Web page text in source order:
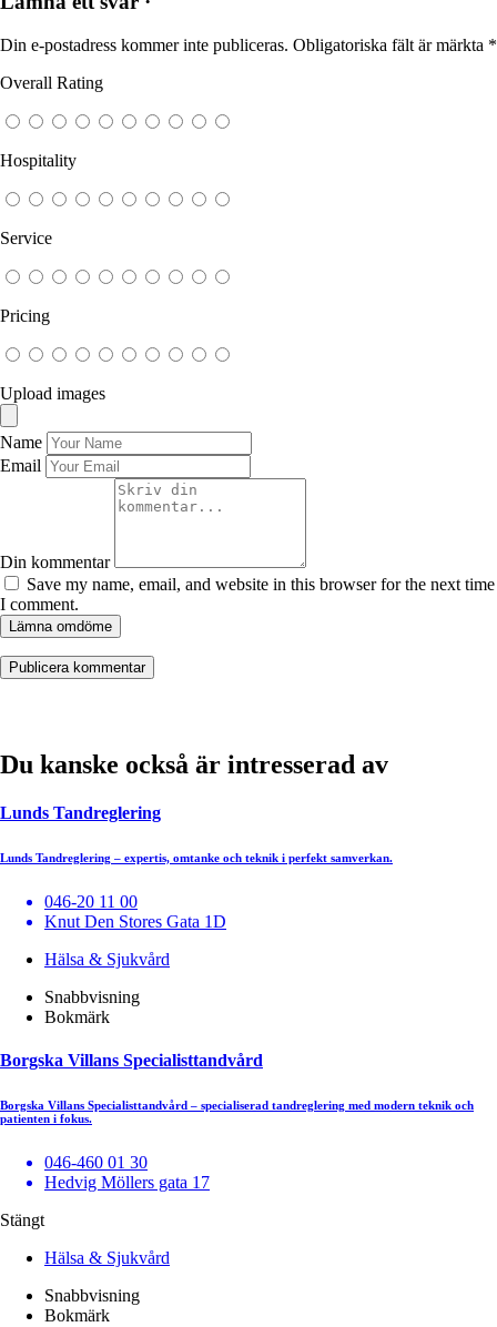
Din e-postadress kommer inte publiceras. Obligatoriska fält är märkta *
Overall Rating
Hospitality
Service
Pricing
Upload images
Name
Email
Din kommentar
Save my name, email, and website in this browser for the next time
I comment.
Lämna omdöme
Du kanske också är intresserad av
Lunds Tandreglering
Lunds Tandreglering – expertis, omtanke och teknik i perfekt samverkan.
046-20 11 00
Knut Den Stores Gata 1D
Hälsa & Sjukvård
Snabbvisning
Bokmärk
Borgska Villans Specialisttandvård
Borgska Villans Specialisttandvård – specialiserad tandreglering med modern teknik och
patienten i fokus.
046-460 01 30
Hedvig Möllers gata 17
Stängt
Hälsa & Sjukvård
Snabbvisning
Bokmärk